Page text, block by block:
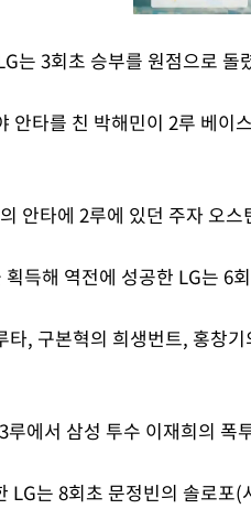
는 3회초 승부를 원점으로 돌
안타를 친 박해민이 2루 베이
안타에 2루에 있던 주자 오
득해 역전에 성공한 LG는 6
타, 구본혁의 희생번트, 홍창
루에서 삼성 투수 이재희의 폭
LG는 8회초 문정빈의 솔로포